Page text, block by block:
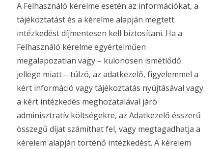
A Felhasználó kérelme esetén az információkat, a
tájékoztatást és a kérelme alapján megtett
intézkedést díjmentesen kell biztosítani. Ha a
Felhasználó kérelme egyértelműen
megalapozatlan vagy – különösen ismétlődő
jellege miatt – túlzó, az adatkezelő, figyelemmel a
kért információ vagy tájékoztatás nyújtásával vagy
a kért intézkedés meghozatalával járó
adminisztratív költségekre, az Adatkezelő ésszerű
összegű díjat számíthat fel, vagy megtagadhatja a
kérelem alapján történő intézkedést. A kérelem